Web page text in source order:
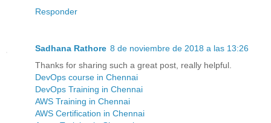
Responder
Sadhana Rathore 8 de noviembre de 2018 a las 13:26
Thanks for sharing such a great post, really helpful.
DevOps course in Chennai
DevOps Training in Chennai
AWS Training in Chennai
AWS Certification in Chennai